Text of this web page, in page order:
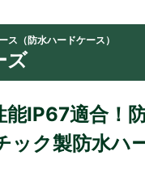
ス（防水ハードケース）
ズ
能IP67適合！
ック製防水ハ